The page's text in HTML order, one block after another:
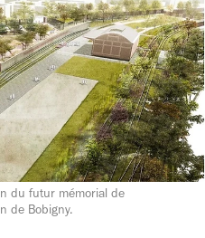
du futur mémorial de
de Bobigny.